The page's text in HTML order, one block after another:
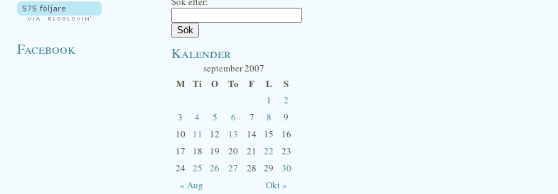
Facebook Kalender
september 2007
M Ti O To F L S
« Aug Okt »
1
2
3
4 5 6 7 8
9
10
11 12 13 14 15
16
17
18 19 20 21 22
23
24
25 26 27 28 29 30